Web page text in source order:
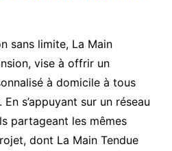
sans limite, La Main
vise à offrir un
à domicile à tous
s’appuyant sur un réseau
partageant les mêmes
dont La Main Tendue